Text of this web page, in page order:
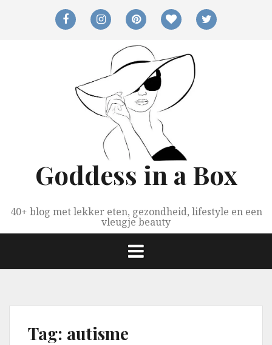
facebookinstagrampinterestbloglovintwitter
Goddess in a Box
40+ blog met lekker eten, gezondheid, lifestyle en een
vleugje beauty
Tag: autisme